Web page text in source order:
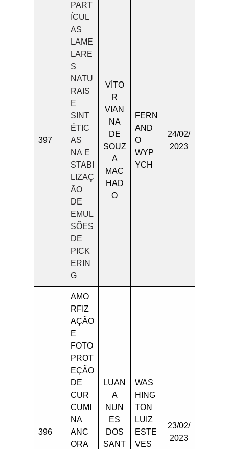
397
PART
ÍCUL
AS
LAME
LARE
S
NATU
RAIS
E
SINT
ÉTIC
AS
NA E
STABI
LIZAÇ
ÃO
DE
EMUL
SÕES
DE
PICK
ERIN
G
VÍTO
R
VIAN
NA
DE
SOUZ
A
MAC
HAD
O
FERN
AND
O
WYP
YCH
24/02/
2023
396
AMO
RFIZ
AÇÃO
E
FOTO
PROT
EÇÃO
DE
CUR
CUMI
NA
ANC
ORA
LUAN
A
NUN
ES
DOS
SANT
WAS
HING
TON
LUIZ
ESTE
VES
23/02/
2023